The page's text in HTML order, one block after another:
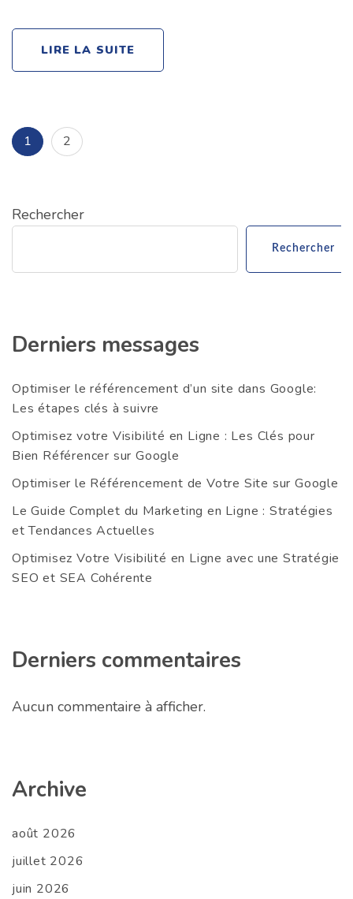
LIRE LA SUITE
Pagination
publications
Page
1 Page
2
Rechercher
Rechercher
Derniers messages
Optimiser le référencement d’un site dans Google:
Les étapes clés à suivre
Optimisez votre Visibilité en Ligne : Les Clés pour
Bien Référencer sur Google
Optimiser le Référencement de Votre Site sur Google
Le Guide Complet du Marketing en Ligne : Stratégies
et Tendances Actuelles
Optimisez Votre Visibilité en Ligne avec une Stratégie
SEO et SEA Cohérente
Derniers commentaires
Aucun commentaire à afficher.
Archive
août 2026
juillet 2026
juin 2026